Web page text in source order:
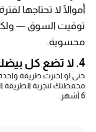
أموالًا لا تحتاجها
توقيت السوق —
محسوبة.
4. لا تضع كل بيضك في سلة واحدة
حتى لو اخترت طريقة
6 أشهر.